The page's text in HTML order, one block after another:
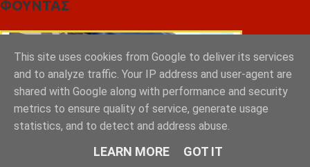
ΦΟΥΝΤΑΣ
This site uses cookies from Google to deliver its services
and to analyze traffic. Your IP address and user-agent are
shared with Google along with performance and security
metrics to ensure quality of service, generate usage
statistics, and to detect and address abuse.
LEARN MORE GOT IT